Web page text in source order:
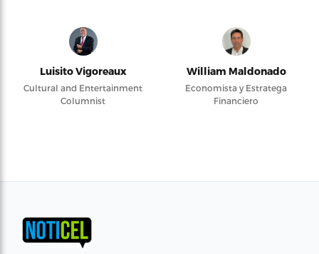
Luisito Vigoreaux
Cultural and Entertainment
Columnist
William Maldonado
Economista y Estratega
Financiero